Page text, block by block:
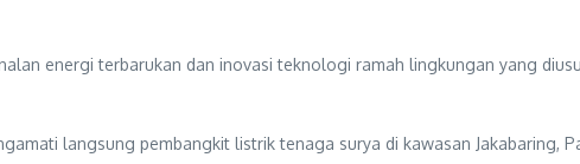
energi terbarukan dan inovasi teknologi ramah lingkungan yang
langsung pembangkit listrik tenaga surya di kawasan Jakabaring,